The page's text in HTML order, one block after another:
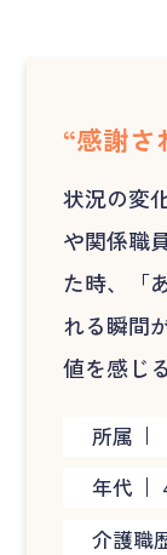
“感謝さ
状況の変
や関係職
た時、「
れる瞬間
値を感じ
所属
年代
介護職